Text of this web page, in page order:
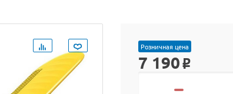
Розничная цена
7 190 o